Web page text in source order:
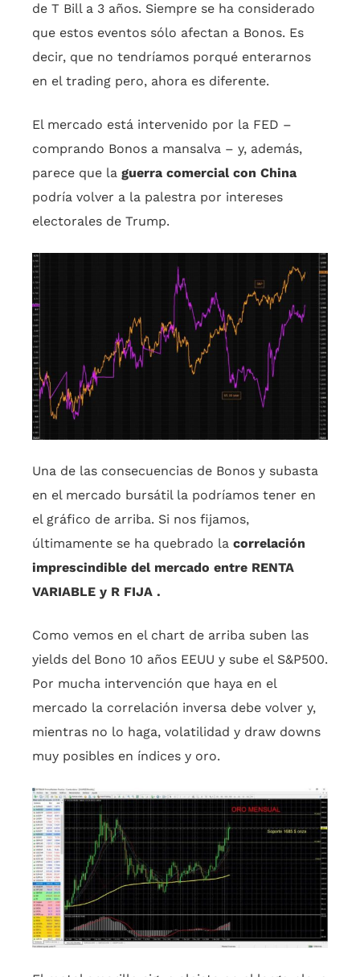
de T Bill a 3 años. Siempre se ha considerado
que estos eventos sólo afectan a Bonos. Es
decir, que no tendríamos porqué enterarnos
en el trading pero, ahora es diferente.
El mercado está intervenido por la FED –
comprando Bonos a mansalva – y, además,
parece que la guerra comercial con China
podría volver a la palestra por intereses
electorales de Trump.
Una de las consecuencias de Bonos y subasta
en el mercado bursátil la podríamos tener en
el gráfico de arriba. Si nos fijamos,
últimamente se ha quebrado la correlación
imprescindible del mercado entre RENTA
VARIABLE y R FIJA .
Como vemos en el chart de arriba suben las
yields del Bono 10 años EEUU y sube el S&P500.
Por mucha intervención que haya en el
mercado la correlación inversa debe volver y,
mientras no lo haga, volatilidad y draw downs
muy posibles en índices y oro.